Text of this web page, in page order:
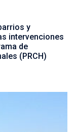
y
intervenciones
de
(PRCH)